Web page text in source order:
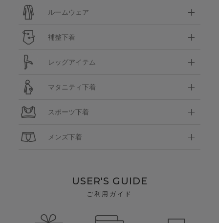
ルームウェア
補整下着
レッグアイテム
マタニティ下着
スポーツ下着
メンズ下着
USER'S GUIDE
ご利用ガイド